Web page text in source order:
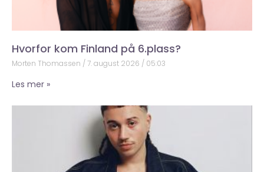
Hvorfor kom Finland på 6.plass?
Morten Thomassen 7. august 2026 05:03
Les mer »